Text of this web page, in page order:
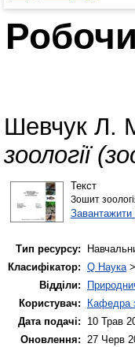
Шевчук Л.
зоології
Текст
Зошит
Завантажити
Тип ресурсу:
Класифікатор: Q Наука>
Відділи:
Користувач:
Кафедра
Дата подачі:
10 Трав
Оновлення: 27 Черв